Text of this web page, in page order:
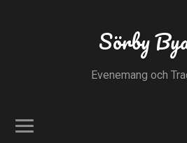
Sörby
Evenemang och